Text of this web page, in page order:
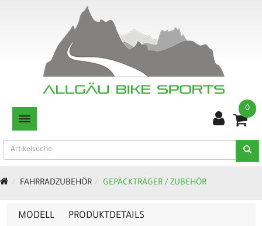
TOGGLE NAVIGATION
0
FAHRRADZUBEHÖR GEPÄCKTRÄGER / ZUBEHÖR
MODELL PRODUKTDETAILS